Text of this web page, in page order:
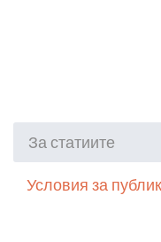
За статиите
Условия за